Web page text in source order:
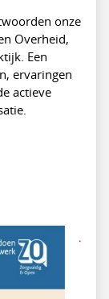
onze
Overheid,
Een
ervaringen
actieve